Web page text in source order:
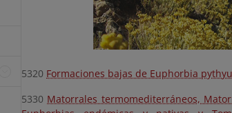
5320 Formaciones bajas de Euphorbia
5330 Matorrales termomediterráneos,